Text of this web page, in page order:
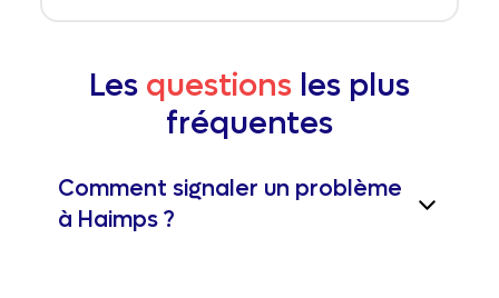
Les questions les plus
fréquentes
Comment signaler un problème
à Haimps ?